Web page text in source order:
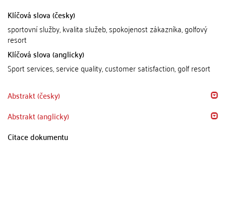
Klíčová slova (česky)
sportovní služby, kvalita služeb, spokojenost zákazníka, golfový
resort
Klíčová slova (anglicky)
Sport services, service quality, customer satisfaction, golf resort
Abstrakt (česky)
Abstrakt (anglicky)
Citace dokumentu